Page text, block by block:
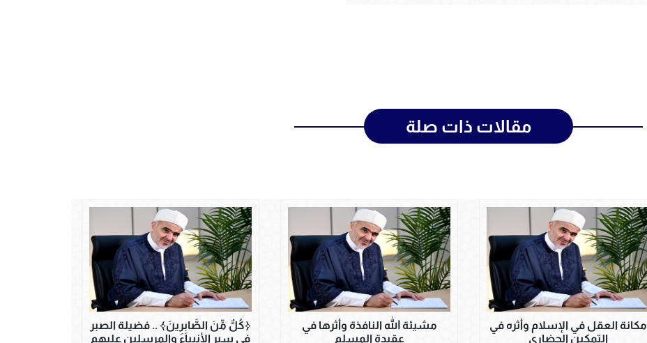
مقالات ذات صلة
مكانة العقل في الإسلام وأثره في
التمكين الحضاري
مشيئة الله النافذة وأثرها في
عقيدة المسلم
﴿كُلٌّ مِّنَ الصَّابِرِينَ﴾ .. فضيلة الصبر
في سير الأنبياء والمرسلين عليهم